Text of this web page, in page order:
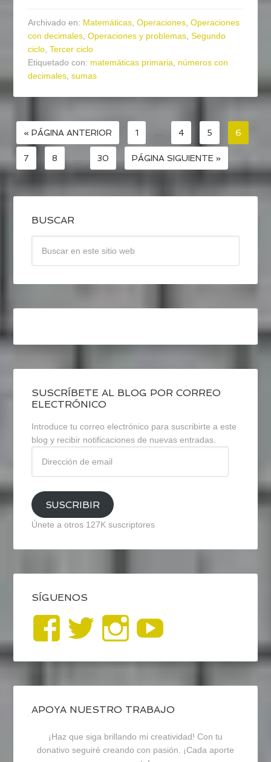
Archivado en: Matemáticas,Operaciones,Operaciones
con decimales,Operaciones y problemas,Segundo
ciclo,Tercer ciclo
Etiquetado con: matemáticas primaria, números con
decimales,sumas
« PÁGINA ANTERIOR 1 … 4 5 6
7 8 … 30 PÁGINA SIGUIENTE »
BUSCAR
SUSCRÍBETE AL BLOG POR CORREO
ELECTRÓNICO
Introduce tu correo electrónico para suscribirte a este
blog y recibir notificaciones de nuevas entradas.
email
SUSCRIBIR
Únete a otros 127K suscriptores
SÍGUENOS
Ver
perfil
de
blogrecursosep
en
Ver
perfil
de
recursosep
en
Ver
perfil
de
recursosep
en
APOYA NUESTRO TRABAJO
¡Haz que siga brillando mi creatividad! Con tu
donativo seguiré creando con pasión. ¡Cada aporte